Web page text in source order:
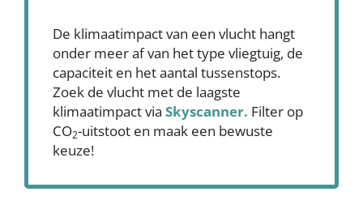
De klimaatimpact van een vlucht hangt
onder meer af van het type vliegtuig, de
capaciteit en het aantal tussenstops.
Zoek de vlucht met de laagste
klimaatimpact via Skyscanner. Filter op
CO2-uitstoot en maak een bewuste
keuze!